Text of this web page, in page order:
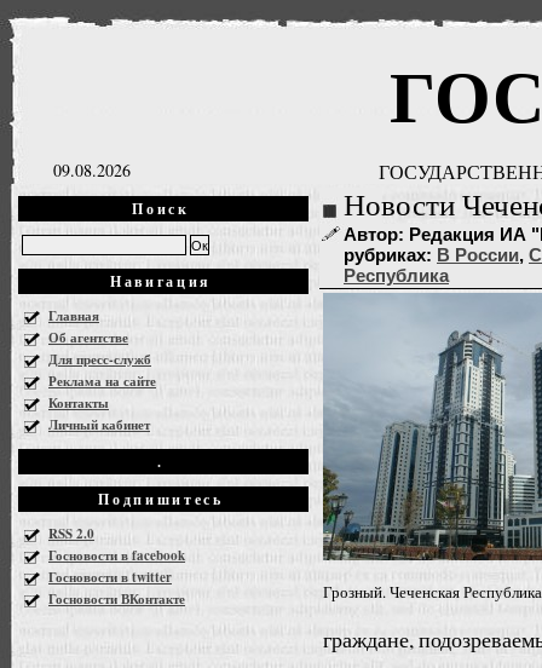
09.08.2026
Поиск
Навигация
Главная
Об агентстве
Для пресс-служб
Реклама на сайте
Контакты
Личный кабинет
.
Подпишитесь
RSS 2.0
Госновости в facebook
Госновости в twitter
Госновости ВКонтакте
Новости
Автор: Редакция ИА
рубриках: В России,
Республика
Грозный. Чеченская
граждане,